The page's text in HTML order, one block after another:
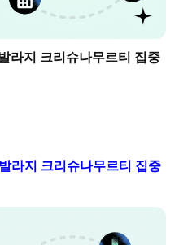
라지 크리슈나무르티 집중
라지 크리슈나무르티 집중